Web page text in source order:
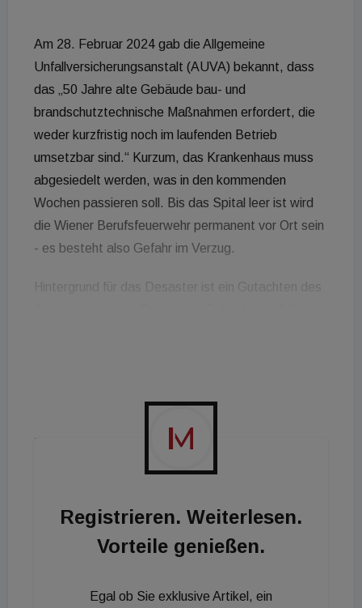
Am 28. Februar 2024 gab die Allgemeine
Unfallversicherungsanstalt (AUVA) bekannt, dass
das „50 Jahre alte Gebäude bau- und
brandschutztechnische Maßnahmen erfordert, die
weder kurzfristig noch im laufenden Betrieb
umsetzbar sind.“ Kurzum, das Krankenhaus muss
abgesiedelt werden, was in den kommenden
Wochen passieren soll. Bis das Spital leer ist wird
die Wiener Berufsfeuerwehr permanent vor Ort sein
- es besteht also Gefahr im Verzug.
Hintergrund für das Desaster ist ein Gutachten des
Brandschutzklasse F30 erfüllt ist.
Was heute bitter ist für die Gesundheitsversorgung
ersten Großbauten, die in Stahlskelett-
Leichtbauweise errichtet wurde. Und das offenbar
mangelhaft, da der fehlende Brandschutz nach
des 118-Betten-Hauses erfordert.
Registrieren. Weiterlesen.
Vorteile genießen.
Egal ob Sie exklusive Artikel, ein